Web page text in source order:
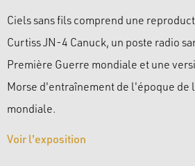
Ciels sans fils comprend une
Curtiss JN-4 Canuck, un poste radio
Première Guerre mondiale et une
Morse d'entraînement de l'époque de
mondiale.
Voir l'exposition